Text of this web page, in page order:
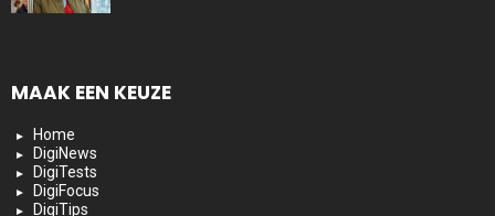
MAAK EEN KEUZE
Home
DigiNews
DigiTests
DigiFocus
DigiTips